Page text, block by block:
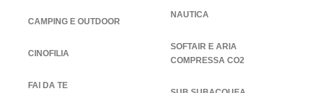
CAMPING E OUTDOOR
CINOFILIA
FAI DA TE
NAUTICA
SOFTAIR E ARIA
COMPRESSA CO2